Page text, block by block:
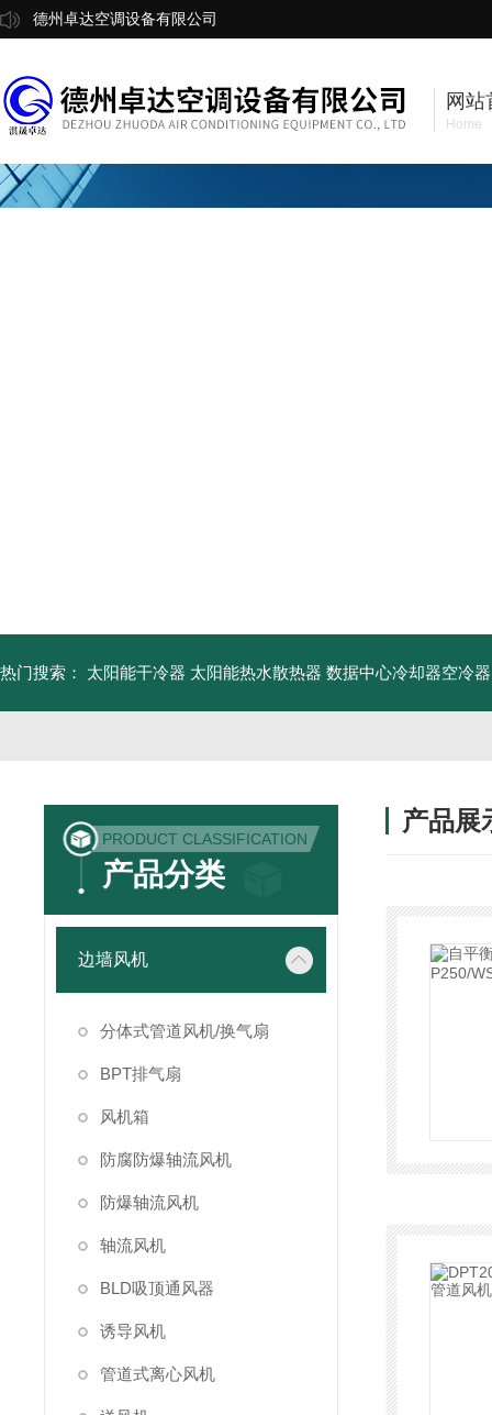
德州卓达空调设备有限公司
网站
Home
热门搜索： 太阳能干冷器 太阳能热水散热器 数据中心冷却器空冷器
PRODUCT CLASSIFICATION
产品分类
边墙风机
分体式管道风机/换气扇
BPT排气扇
风机箱
防腐防爆轴流风机
防爆轴流风机
轴流风机
BLD吸顶通风器
诱导风机
管道式离心风机
产品展